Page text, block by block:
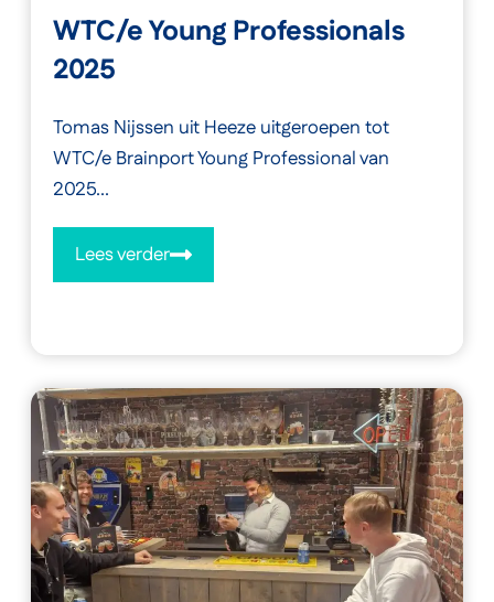
WTC/e Young Professionals
2025
Tomas Nijssen uit Heeze uitgeroepen tot
WTC/e Brainport Young Professional van
2025...
Lees verder